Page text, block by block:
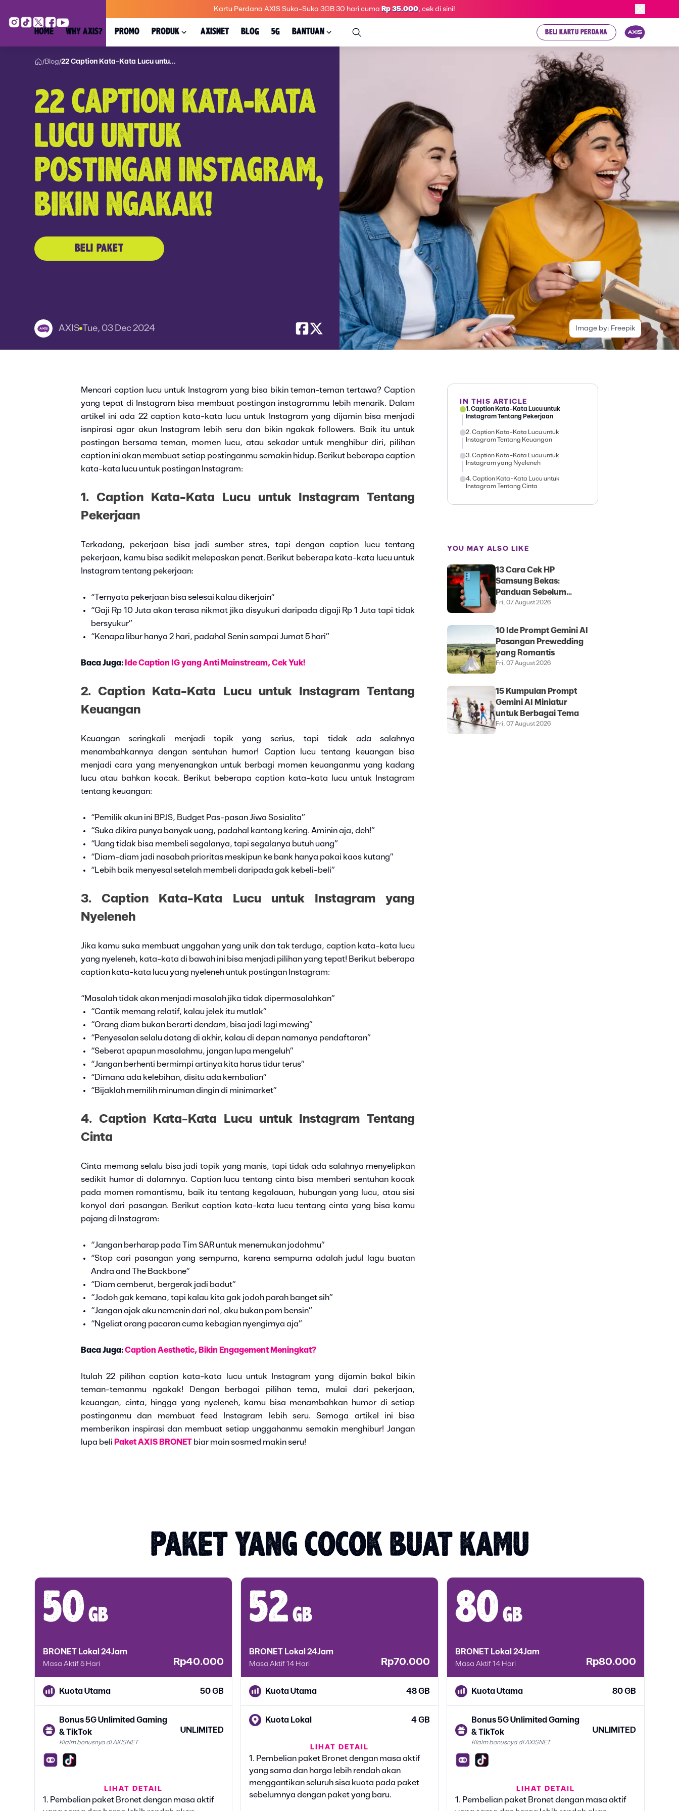
Kartu Perdana AXIS Suka-Suka 3GB 30 hari cuma Rp 35.000, cek di sini!
HOME WHY AXIS? PROMO PRODUK AXISNET BLOG 5G BANTUAN BELI KARTU PERDANA
/Blog/22 Caption Kata-Kata Lucu untu...
22 CAPTION KATA-KATA
LUCU UNTUK
POSTINGAN INSTAGRAM,
BIKIN NGAKAK!
BELI PAKET
AXIS Tue, 03 Dec 2024 Image by: Freepik
Mencari caption lucu untuk Instagram yang bisa bikin teman-teman tertawa? Caption
yang tepat di Instagram bisa membuat postingan instagrammu lebih menarik. Dalam
artikel ini ada 22 caption kata-kata lucu untuk Instagram yang dijamin bisa menjadi
isnpirasi agar akun Instagram lebih seru dan bikin ngakak followers. Baik itu untuk
postingan bersama teman, momen lucu, atau sekadar untuk menghibur diri, pilihan
caption ini akan membuat setiap postinganmu semakin hidup. Berikut beberapa caption
kata-kata lucu untuk postingan Instagram:
1. Caption Kata-Kata Lucu untuk Instagram Tentang
Pekerjaan
Terkadang, pekerjaan bisa jadi sumber stres, tapi dengan caption lucu tentang
pekerjaan, kamu bisa sedikit melepaskan penat. Berikut beberapa kata-kata lucu untuk
Instagram tentang pekerjaan:
“Ternyata pekerjaan bisa selesai kalau dikerjain”
“Gaji Rp 10 Juta akan terasa nikmat jika disyukuri daripada digaji Rp 1 Juta tapi tidak
bersyukur”
“Kenapa libur hanya 2 hari, padahal Senin sampai Jumat 5 hari”
Baca Juga: Ide Caption IG yang Anti Mainstream, Cek Yuk!
2. Caption Kata-Kata Lucu untuk Instagram Tentang
Keuangan
Keuangan seringkali menjadi topik yang serius, tapi tidak ada salahnya
menambahkannya dengan sentuhan humor! Caption lucu tentang keuangan bisa
menjadi cara yang menyenangkan untuk berbagi momen keuanganmu yang kadang
lucu atau bahkan kocak. Berikut beberapa caption kata-kata lucu untuk Instagram
tentang keuangan:
“Pemilik akun ini BPJS, Budget Pas-pasan Jiwa Sosialita”
“Suka dikira punya banyak uang, padahal kantong kering. Aminin aja, deh!”
“Uang tidak bisa membeli segalanya, tapi segalanya butuh uang”
“Diam-diam jadi nasabah prioritas meskipun ke bank hanya pakai kaos kutang”
“Lebih baik menyesal setelah membeli daripada gak kebeli-beli”
3. Caption Kata-Kata Lucu untuk Instagram yang
Nyeleneh
Jika kamu suka membuat unggahan yang unik dan tak terduga, caption kata-kata lucu
yang nyeleneh, kata-kata di bawah ini bisa menjadi pilihan yang tepat! Berikut beberapa
caption kata-kata lucu yang nyeleneh untuk postingan Instagram:
“Masalah tidak akan menjadi masalah jika tidak dipermasalahkan”
“Cantik memang relatif, kalau jelek itu mutlak”
“Orang diam bukan berarti dendam, bisa jadi lagi mewing”
“Penyesalan selalu datang di akhir, kalau di depan namanya pendaftaran”
“Seberat apapun masalahmu, jangan lupa mengeluh”
“Jangan berhenti bermimpi artinya kita harus tidur terus”
“Dimana ada kelebihan, disitu ada kembalian”
“Bijaklah memilih minuman dingin di minimarket”
4. Caption Kata-Kata Lucu untuk Instagram Tentang
Cinta
Cinta memang selalu bisa jadi topik yang manis, tapi tidak ada salahnya menyelipkan
sedikit humor di dalamnya. Caption lucu tentang cinta bisa memberi sentuhan kocak
pada momen romantismu, baik itu tentang kegalauan, hubungan yang lucu, atau sisi
konyol dari pasangan. Berikut caption kata-kata lucu tentang cinta yang bisa kamu
pajang di Instagram:
“Jangan berharap pada Tim SAR untuk menemukan jodohmu”
“Stop cari pasangan yang sempurna, karena sempurna adalah judul lagu buatan
Andra and The Backbone”
“Diam cemberut, bergerak jadi badut”
“Jodoh gak kemana, tapi kalau kita gak jodoh parah banget sih”
“Jangan ajak aku nemenin dari nol, aku bukan pom bensin”
“Ngeliat orang pacaran cuma kebagian nyengirnya aja”
Baca Juga:Caption Aesthetic, Bikin Engagement Meningkat?
Itulah 22 pilihan caption kata-kata lucu untuk Instagram yang dijamin bakal bikin
teman-temanmu ngakak! Dengan berbagai pilihan tema, mulai dari pekerjaan,
keuangan, cinta, hingga yang nyeleneh, kamu bisa menambahkan humor di setiap
postinganmu dan membuat feed Instagram lebih seru. Semoga artikel ini bisa
memberikan inspirasi dan membuat setiap unggahanmu semakin menghibur! Jangan
lupa beli Paket AXIS BRONET biar main sosmed makin seru!
IN THIS ARTICLE
1. Caption Kata-Kata Lucu untuk
Instagram Tentang Pekerjaan
2. Caption Kata-Kata Lucu untuk
Instagram Tentang Keuangan
3. Caption Kata-Kata Lucu untuk
Instagram yang Nyeleneh
4. Caption Kata-Kata Lucu untuk
Instagram Tentang Cinta
YOU MAY ALSO LIKE
13 Cara Cek HP
Samsung Bekas:
Panduan Sebelum
Membeli
Fri, 07 August 2026
10 Ide Prompt Gemini AI
Pasangan Prewedding
yang Romantis
Fri, 07 August 2026
15 Kumpulan Prompt
Gemini AI Miniatur
untuk Berbagai Tema
Fri, 07 August 2026
PAKET YANG COCOK BUAT KAMU
50 gb
BRONET Lokal 24Jam
Masa Aktif 5 Hari Rp40.000
Kuota Utama 50 GB
Bonus 5G Unlimited Gaming
& TikTok
Klaim bonusnya di AXISNET
UNLIMITED
Bonus Google Gemini
Klaim bonusnya di AXISNET
LIHAT DETAIL
1. Pembelian paket Bronet dengan masa aktif
52 gb
BRONET Lokal 24Jam
Masa Aktif 14 Hari Rp70.000
Kuota Utama 48 GB
Kuota Lokal 4 GB
Bonus 5G Unlimited Gaming
& TikTok
Klaim bonusnya di AXISNET
UNLIMITED
LIHAT DETAIL
1. Pembelian paket Bronet dengan masa aktif
yang sama dan harga lebih rendah akan
menggantikan seluruh sisa kuota pada paket
sebelumnya dengan paket yang baru.
80 gb
BRONET Lokal 24Jam
Masa Aktif 14 Hari Rp80.000
Kuota Utama 80 GB
Bonus 5G Unlimited Gaming
& TikTok
Klaim bonusnya di AXISNET
UNLIMITED
Bonus Google Gemini
Klaim bonusnya di AXISNET
LIHAT DETAIL
1. Pembelian paket Bronet dengan masa aktif